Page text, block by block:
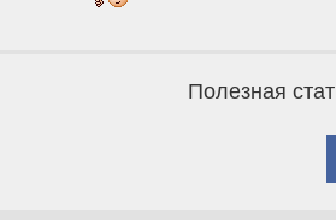
Полезная